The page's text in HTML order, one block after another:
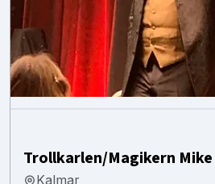
Trollkarlen/Magikern Mike
Kalmar